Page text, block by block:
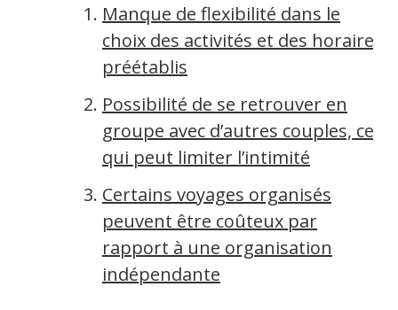
Manque de flexibilité dans le
choix des activités et des horaires
préétablis
Possibilité de se retrouver en
groupe avec d’autres couples, ce
qui peut limiter l’intimité
Certains voyages organisés
peuvent être coûteux par
rapport à une organisation
indépendante